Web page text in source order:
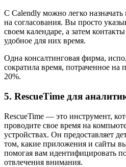
С Calendly можно легко назначать
на согласования. Вы просто
своем календаре, а затем
удобное для них время.
Одна консалтинговая фирма,
сократила время, потраченное на
20%.
5. RescueTime для
RescueTime — это инструмент,
проводите свое время на
устройствах. Он предоставляет
том, какие приложения и сайты
помогая вам идентифицировать
отвлечения внимания.